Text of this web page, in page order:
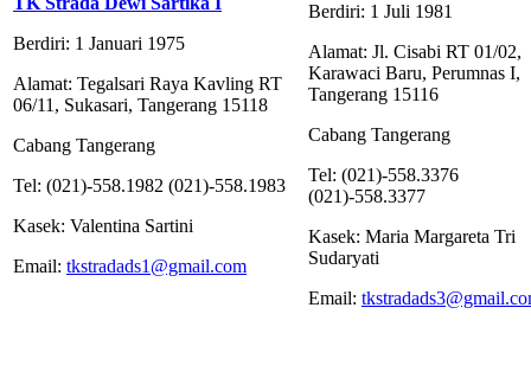
Berdiri: 1 Januari 1975
Alamat: Tegalsari Raya Kavling RT
06/11, Sukasari, Tangerang 15118
Cabang Tangerang
Tel: (021)-558.1982 (021)-558.1983
Kasek: Valentina Sartini
Email: tkstradads1@gmail.com
Berdiri: 1 Juli 1981
Alamat: Jl. Cisabi RT 01/02,
Karawaci Baru, Perumnas I,
Tangerang 15116
Cabang Tangerang
Tel: (021)-558.3376
(021)-558.3377
Kasek: Maria Margareta Tri
Sudaryati
Email: